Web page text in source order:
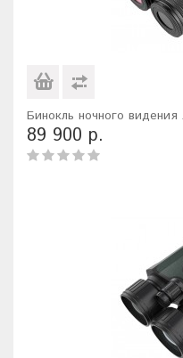
Бинокль ночного
89 900 р.